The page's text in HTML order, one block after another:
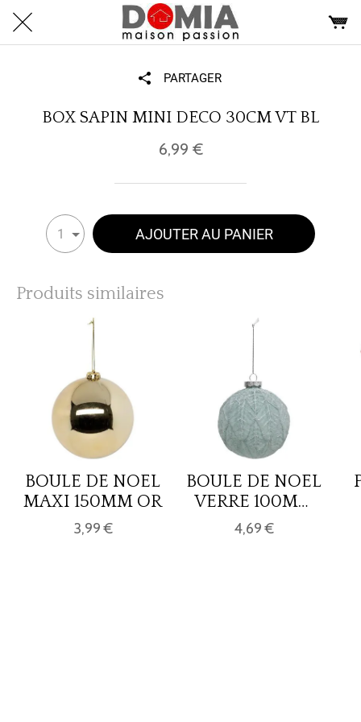
PARTAGER
BOX SAPIN MINI DECO 30CM VT BL
6,99 €
1 AJOUTER AU PANIER
Produits similaires
BOULE DE NOEL
MAXI 150MM OR
3,99 €
BOULE DE NOEL
VERRE 100MM
GIVRE VERT
4,69 €